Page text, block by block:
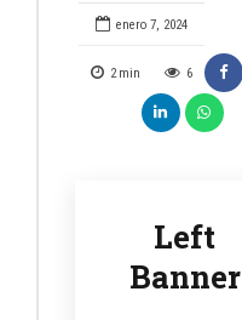
enero 7, 2024
2 min 6
Left
Banner